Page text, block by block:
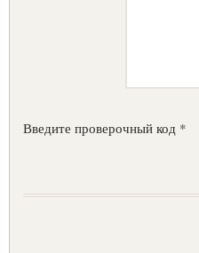
Введите проверочный код *